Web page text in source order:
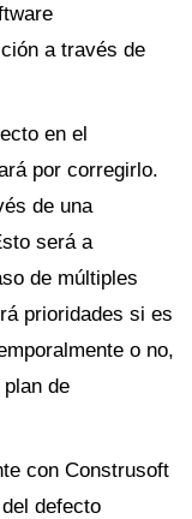
a través de
en el
por corregirlo.
de una
será a
de múltiples
prioridades si es
o no,
de
con Construsoft
defecto